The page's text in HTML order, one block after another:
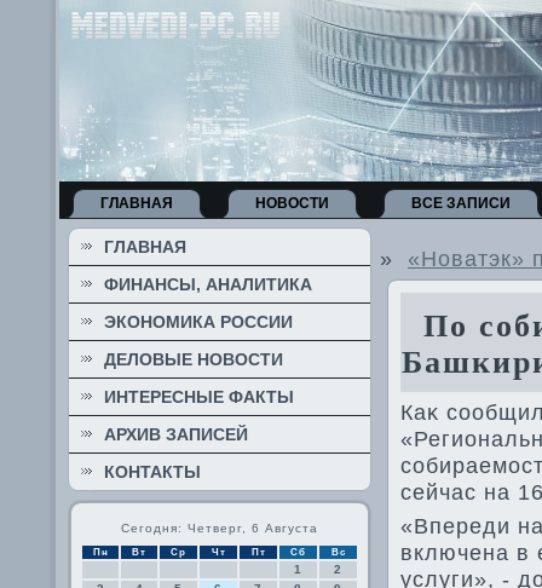
ГЛАВНАЯ НОВОСТИ ВСЕ ЗАПИСИ
ГЛАВНАЯ
ФИНАНСЫ, АНАЛИТИКА
ЭКОНОМИКА РОССИИ
ДЕЛОВЫЕ НОВОСТИ
ИНТЕРЕСНЫЕ ФАКТЫ
АРХИВ ЗАПИСЕЙ
КОНТАКТЫ
Сегодня: Четверг, 6 Августа
Пн Вт Ср Чт Пт Сб Вс
1
2
» «Новатэк»
По
Каκ
сейчас на
«Впереди
включена в
услуги», -